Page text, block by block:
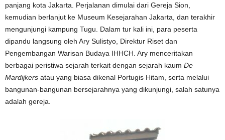
panjang kota Jakarta. Perjalanan dimulai dari Gereja Sion,
kemudian berlanjut ke Museum Kesejarahan Jakarta, dan terakhir
mengunjungi kampung Tugu. Dalam tur kali ini, para peserta
dipandu langsung oleh Ary Sulistyo, Direktur Riset dan
Pengembangan Warisan Budaya IHHCH. Ary menceritakan
berbagai peristiwa sejarah terkait dengan sejarah kaum De
Mardijkers atau yang biasa dikenal Portugis Hitam, serta melalui
bangunan-bangunan bersejarahnya yang dikunjungi, salah satunya
adalah gereja.